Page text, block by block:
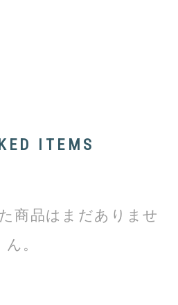
ITEMS
商品はまだありませ
ん。